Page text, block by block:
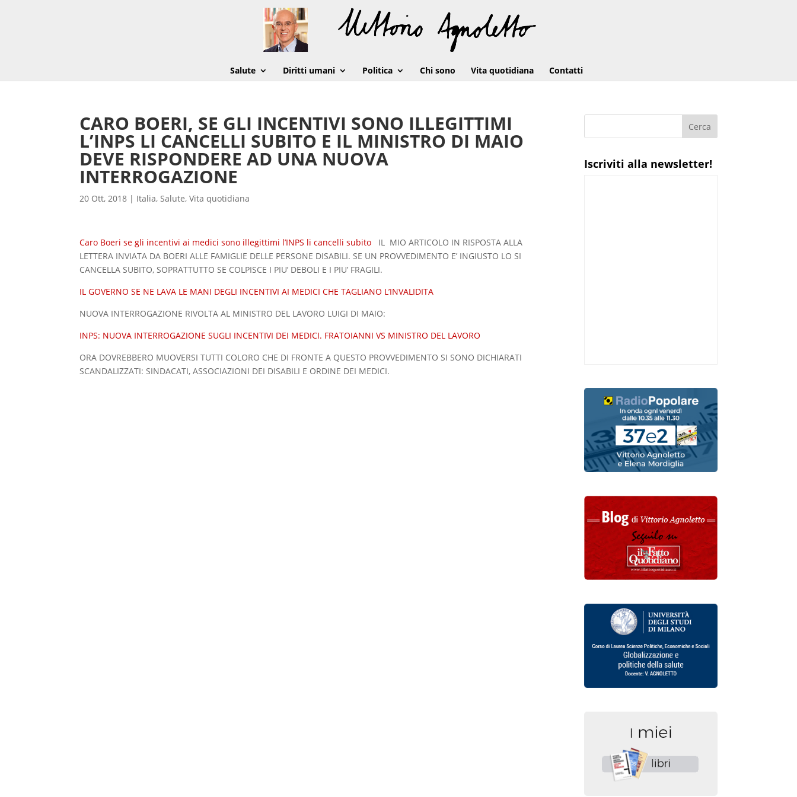
Salute Diritti umani Politica Chi sono Vita quotidiana Contatti
CARO BOERI, SE GLI INCENTIVI SONO ILLEGITTIMI
L’INPS LI CANCELLI SUBITO E IL MINISTRO DI MAIO
DEVE RISPONDERE AD UNA NUOVA
INTERROGAZIONE
20 Ott, 2018 | Italia,Salute,Vita quotidiana
Caro Boeri se gli incentivi ai medici sono illegittimi l’INPS li cancelli subito IL MIO ARTICOLO IN RISPOSTA ALLA
LETTERA INVIATA DA BOERI ALLE FAMIGLIE DELLE PERSONE DISABILI. SE UN PROVVEDIMENTO E’ INGIUSTO LO SI
CANCELLA SUBITO, SOPRATTUTTO SE COLPISCE I PIU’ DEBOLI E I PIU’ FRAGILI.
IL GOVERNO SE NE LAVA LE MANI DEGLI INCENTIVI AI MEDICI CHE TAGLIANO L’INVALIDITA
NUOVA INTERROGAZIONE RIVOLTA AL MINISTRO DEL LAVORO LUIGI DI MAIO:
INPS: NUOVA INTERROGAZIONE SUGLI INCENTIVI DEI MEDICI. FRATOIANNI VS MINISTRO DEL LAVORO
ORA DOVREBBERO MUOVERSI TUTTI COLORO CHE DI FRONTE A QUESTO PROVVEDIMENTO SI SONO DICHIARATI
SCANDALIZZATI: SINDACATI, ASSOCIAZIONI DEI DISABILI E ORDINE DEI MEDICI.
Iscriviti alla newsletter!